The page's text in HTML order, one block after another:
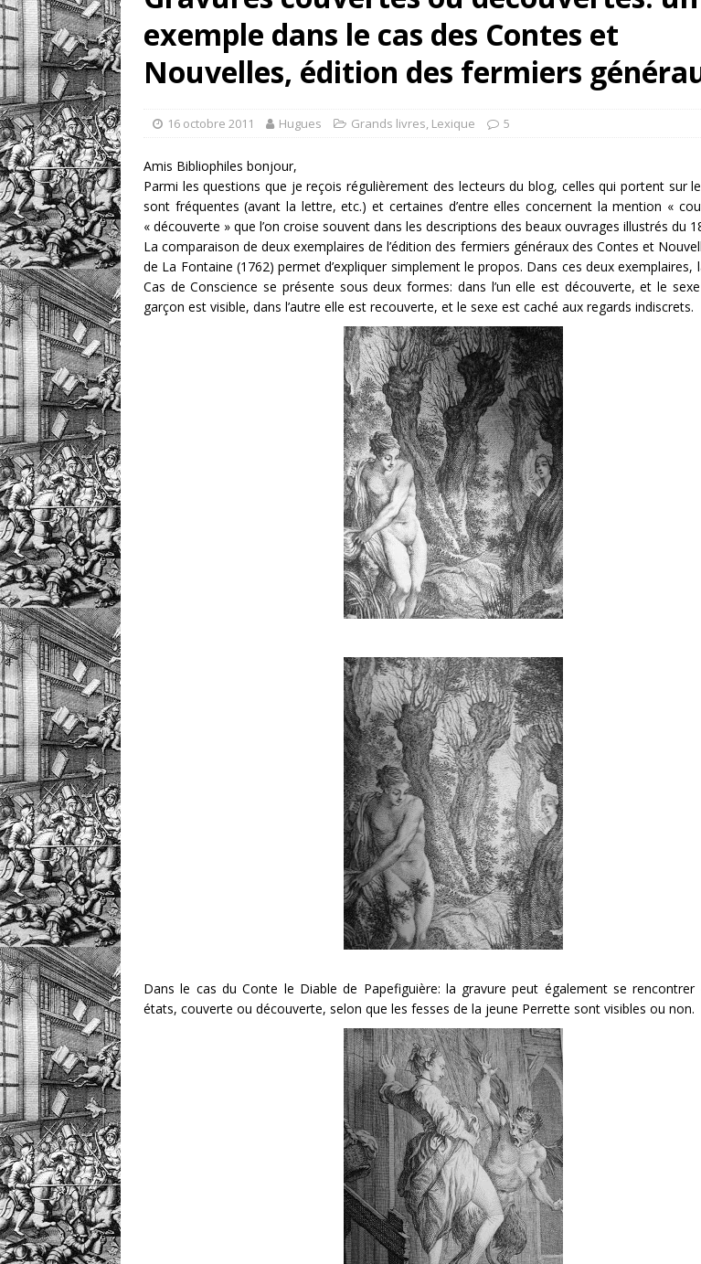
retrouver?
DIVERS
[ 7 août 2026 ]
Portrait de relieur : Charles Meunier (1866-1948), « une reliure
exemple dans le cas des Contes et
Nouvelles, édition des fermiers
16 octobre 2011 Hugues Grands livres, Lexique 5
Amis Bibliophiles bonjour,
Parmi les questions que je reçois régulièrement des lecteurs du blog, celles qui portent sur
sont fréquentes (avant la lettre, etc.) et certaines d’entre elles concernent la mention «
« découverte » que l’on croise souvent dans les descriptions des beaux ouvrages illustrés du
La comparaison de deux exemplaires de l’édition des fermiers généraux des Contes et
de La Fontaine (1762) permet d’expliquer simplement le propos. Dans ces deux exemplaires,
Cas de Conscience se présente sous deux formes: dans l’un elle est découverte, et le
garçon est visible, dans l’autre elle est recouverte, et le sexe est caché aux regards indiscrets.
Dans le cas du Conte le Diable de Papefiguière: la gravure peut également se rencontrer
états, couverte ou découverte, selon que les fesses de la jeune Perrette sont visibles ou non.